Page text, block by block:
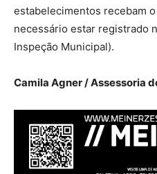
estabelecimentos recebam
necessário estar registrado
Inspeção Municipal).
Camila Agner / Assessoria